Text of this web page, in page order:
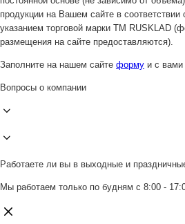
продукции на Вашем сайте в
указанием торговой марки ТМ RUSKLAD
размещения на сайте предоставляются).
Заполните на нашем сайте форму и с вами
Вопросы о компании
Работаете ли вы в выходные и
Мы работаем только по будням с 8:00 -